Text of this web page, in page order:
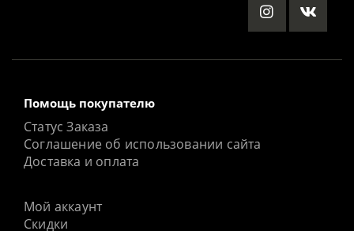
Помощь покупателю
Статус Заказа
Соглашение об использовании сайта
Доставка и оплата
Мой аккаунт
Скидки